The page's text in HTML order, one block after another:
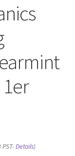
Details)